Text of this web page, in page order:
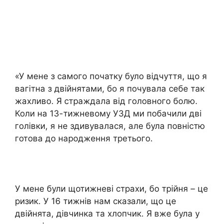
«У мене з самого початку було відчуття, що я
вагітна з двійнятами, бо я почувала себе так
жахливо. Я страждала від головного болю.
Коли на 13-тижневому УЗД ми побачили дві
голівки, я не здивувалася, але була повністю
готова до народження третього.
У мене були щотижневі страхи, бо трійня – це
ризик. У 16 тижнів нам сказали, що це
двійнята, дівчинка та хлопчик. Я вже була у